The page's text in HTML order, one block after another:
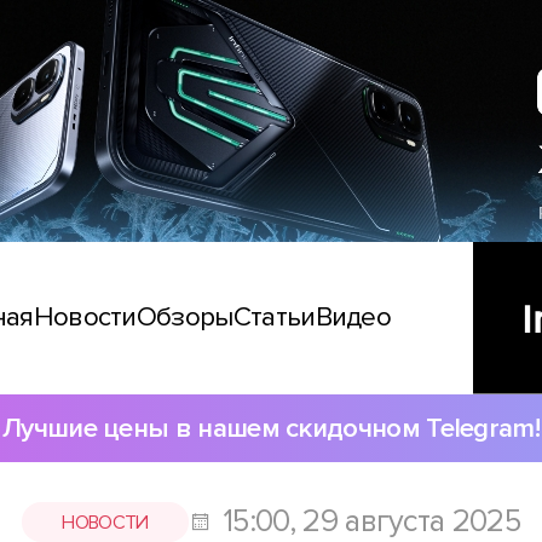
НовостиОбзорыСтатьиВидео
Лучшие цены в нашем скидочном Telegram!
НОВОСТИ 15:00, 29 августа 2025